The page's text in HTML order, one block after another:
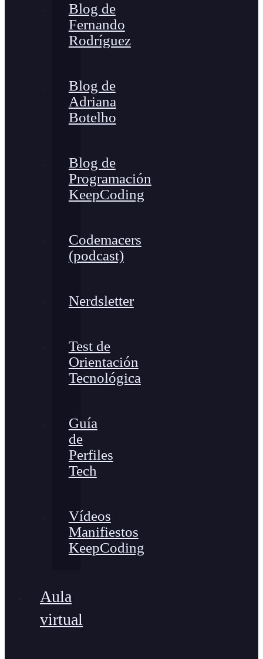
Blog de
Fernando
Rodríguez
Blog de
Adriana
Botelho
Blog de
Programación
KeepCoding
Codemacers
(podcast)
Nerdsletter
Test de
Orientación
Tecnológica
Guía
de
Perfiles
Tech
Vídeos
Manifiestos
KeepCoding
Aula
virtual